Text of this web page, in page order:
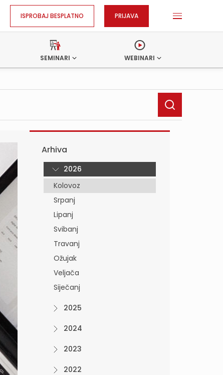
ISPROBAJ BESPLATNO PRIJAVA
SEMINARI WEBINARI
Arhiva
2026
Kolovoz
Srpanj
Lipanj
Svibanj
Travanj
Ožujak
Veljača
Siječanj
2025
2024
2023
2022